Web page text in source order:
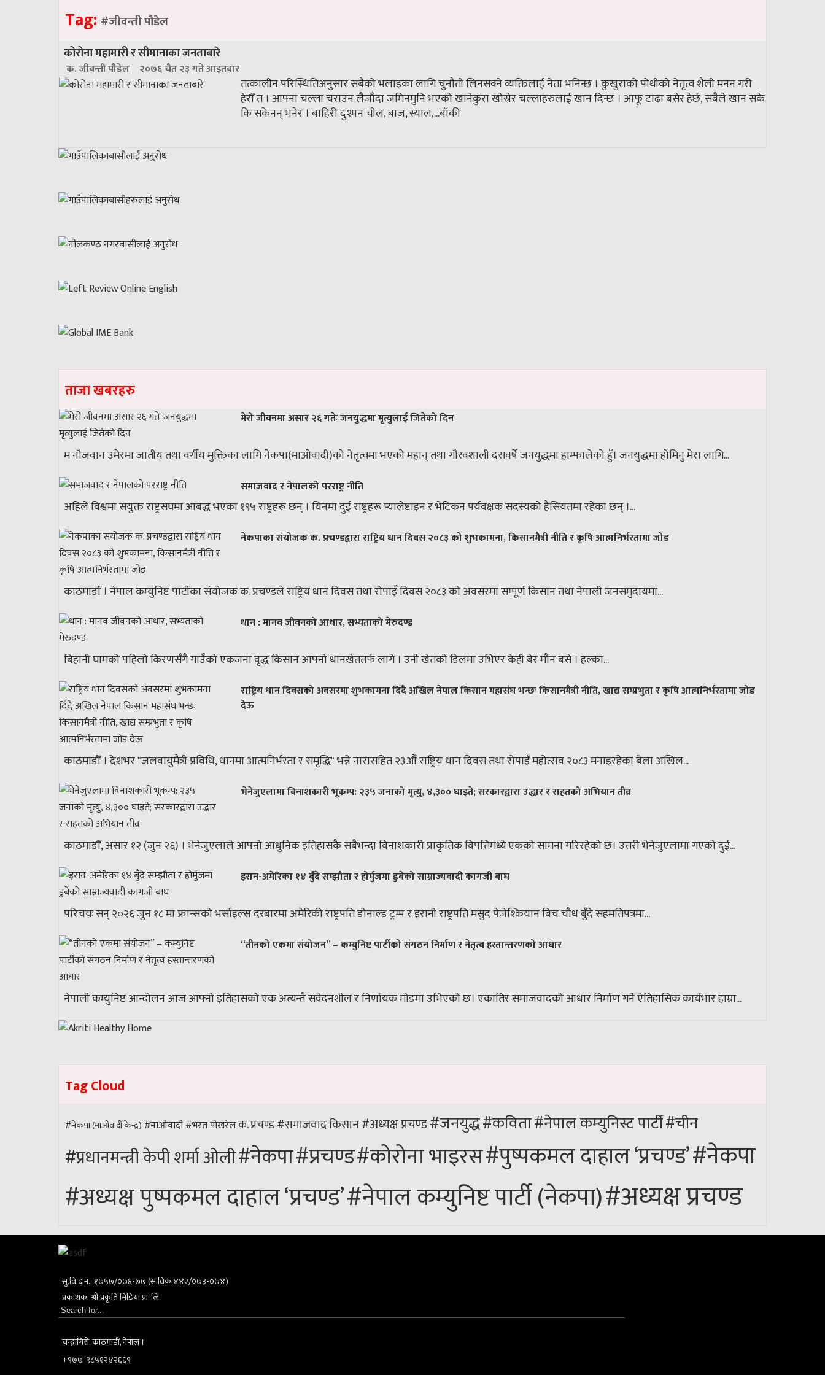
Tag: #जीवन्ती पौडेल
कोरोना महामारी र सीमानाका जनताबारे
क. जीवन्ती पौडेल २०७६ चैत २३ गते आइतवार
तत्कालीन परिस्थितिअनुसार सबैको भलाइका लागि चुनौती लिनसक्ने व्यक्तिलाई नेता भनिन्छ । कुखुराको पोथीको नेतृत्व शैली मनन गरी
हेरौँ त । आफ्ना चल्ला चराउन लैजाँदा जमिनमुनि भएको खानेकुरा खोस्रेर चल्लाहरुलाई खान दिन्छ । आफू टाढा बसेर हेर्छ, सबैले खान सके
कि सकेनन् भनेर । बाहिरी दुश्मन चील, बाज, स्याल,...बाँकी
ताजा खबरहरु
मेरो जीवनमा असार २६ गतेः जनयुद्धमा मृत्युलाई जितेको दिन
म नौजवान उमेरमा जातीय तथा वर्गीय मुक्तिका लागि नेकपा(माओवादी)को नेतृत्वमा भएको महान् तथा गौरवशाली दसवर्षे जनयुद्धमा हाम्फालेको हुँ। जनयुद्धमा होमिनु मेरा लागि...
समाजवाद र नेपालको परराष्ट्र नीति
अहिले विश्वमा संयुक्त राष्ट्रसंघमा आबद्ध भएका १९५ राष्ट्रहरू छन् । यिनमा दुई राष्ट्रहरू प्यालेष्टाइन र भेटिकन पर्यवक्षक सदस्यको हैसियतमा रहेका छन् ।...
नेकपाका संयोजक क. प्रचण्डद्वारा राष्ट्रिय धान दिवस २०८३ को शुभकामना, किसानमैत्री नीति र कृषि आत्मनिर्भरतामा जोड
काठमाडौँ । नेपाल कम्युनिष्ट पार्टीका संयोजक क. प्रचण्डले राष्ट्रिय धान दिवस तथा रोपाइँ दिवस २०८३ को अवसरमा सम्पूर्ण किसान तथा नेपाली जनसमुदायमा...
धान : मानव जीवनको आधार, सभ्यताको मेरुदण्ड
बिहानी घामको पहिलो किरणसँगै गाउँको एकजना वृद्ध किसान आफ्नो धानखेततर्फ लागे । उनी खेतको डिलमा उभिएर केही बेर मौन बसे । हल्का...
राष्ट्रिय धान दिवसको अवसरमा शुभकामना दिँदै अखिल नेपाल किसान महासंघ भन्छः किसानमैत्री नीति, खाद्य सम्प्रभुता र कृषि आत्मनिर्भरतामा जोड
देऊ
काठमाडौँ । देशभर "जलवायुमैत्री प्रविधि, धानमा आत्मनिर्भरता र समृद्धि" भन्ने नारासहित २३औँ राष्ट्रिय धान दिवस तथा रोपाइँ महोत्सव २०८३ मनाइरहेका बेला अखिल...
भेनेजुएलामा विनाशकारी भूकम्प: २३५ जनाको मृत्यु, ४,३०० घाइते; सरकारद्वारा उद्धार र राहतको अभियान तीव्र
काठमाडौँ, असार १२ (जुन २६) । भेनेजुएलाले आफ्नो आधुनिक इतिहासकै सबैभन्दा विनाशकारी प्राकृतिक विपत्तिमध्ये एकको सामना गरिरहेको छ। उत्तरी भेनेजुएलामा गएको दुई...
इरान-अमेरिका १४ बुँदे सम्झौता र होर्मुजमा डुबेको साम्राज्यवादी कागजी बाघ
परिचयः सन् २०२६ जुन १८ मा फ्रान्सको भर्साइल्स दरबारमा अमेरिकी राष्ट्रपति डोनाल्ड ट्रम्प र इरानी राष्ट्रपति मसुद पेजेश्कियान बिच चौध बुँदे सहमतिपत्रमा...
“तीनको एकमा संयोजन” – कम्युनिष्ट पार्टीको संगठन निर्माण र नेतृत्व हस्तान्तरणको आधार
नेपाली कम्युनिष्ट आन्दोलन आज आफ्नो इतिहासको एक अत्यन्तै संवेदनशील र निर्णायक मोडमा उभिएको छ। एकातिर समाजवादको आधार निर्माण गर्ने ऐतिहासिक कार्यभार हाम्रा...
Tag Cloud
#नेकपा (माओवादी केन्द्र) #माओवादी #भरत पोखरेलक. प्रचण्ड#समाजवादकिसान#अध्यक्ष प्रचण्ड#जनयुद्ध#कविता#नेपाल कम्युनिस्ट पार्टी#चीन
#प्रधानमन्त्री केपी शर्मा ओली#नेकपा#प्रचण्ड#कोरोना भाइरस#पुष्पकमल दाहाल ‘प्रचण्ड’#नेकपा
#अध्यक्ष पुष्पकमल दाहाल ‘प्रचण्ड’#नेपाल कम्युनिष्ट पार्टी (नेकपा)#अध्यक्ष प्रचण्ड
सु.वि.द.नं.: १७५७/०७६-७७ (साविक ४४२/०७३-०७४)
प्रकाशक: श्री प्रकृति मिडिया प्रा. लि.
चन्द्रागिरी, काठमाडाैं, नेपाल ।
+९७७-९८५१२४२६६९